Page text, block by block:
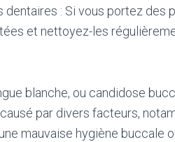
dentaires : Si vous portez des
et nettoyez-les
blanche, ou candidose
par divers facteurs,
mauvaise hygiène buccale